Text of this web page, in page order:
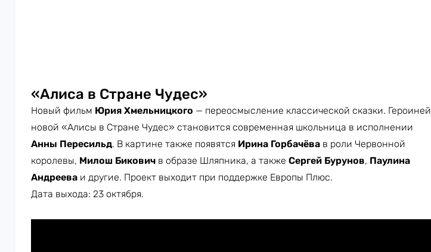
«Алиса в Стране Чудес»
Новый фильм Юрия Хмельницкого — переосмысление классической сказки. Героиней
новой «Алисы в Стране Чудес» становится современная школьница в исполнении
Анны Пересильд. В картине также появятся Ирина Горбачёва в роли Червонной
королевы, Милош Бикович в образе Шляпника, а также Сергей Бурунов, Паулина
Андреева и другие. Проект выходит при поддержке Европы Плюс.
Дата выхода: 23 октября.